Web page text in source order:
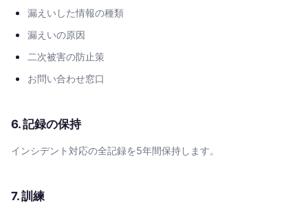
漏えいした情報の種類
漏えいの原因
二次被害の防止策
お問い合わせ窓口
6. 記録の保持
インシデント対応の全記録を5年間保持します。
7. 訓練